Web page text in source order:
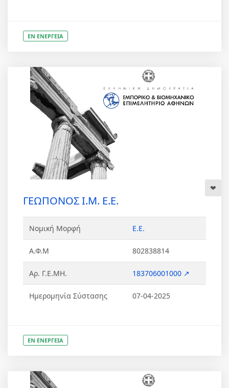
ΕΝ ΕΝΕΡΓΕΙΑ
ΓΕΩΠΟΝΟΣ Ι.Μ. Ε.Ε.
Νομική Μορφή Ε.Ε.
Α.Φ.Μ 802838814
Αρ. Γ.Ε.ΜΗ. 183706001000 ↗
Ημερομηνία Σύστασης 07-04-2025
ΕΝ ΕΝΕΡΓΕΙΑ